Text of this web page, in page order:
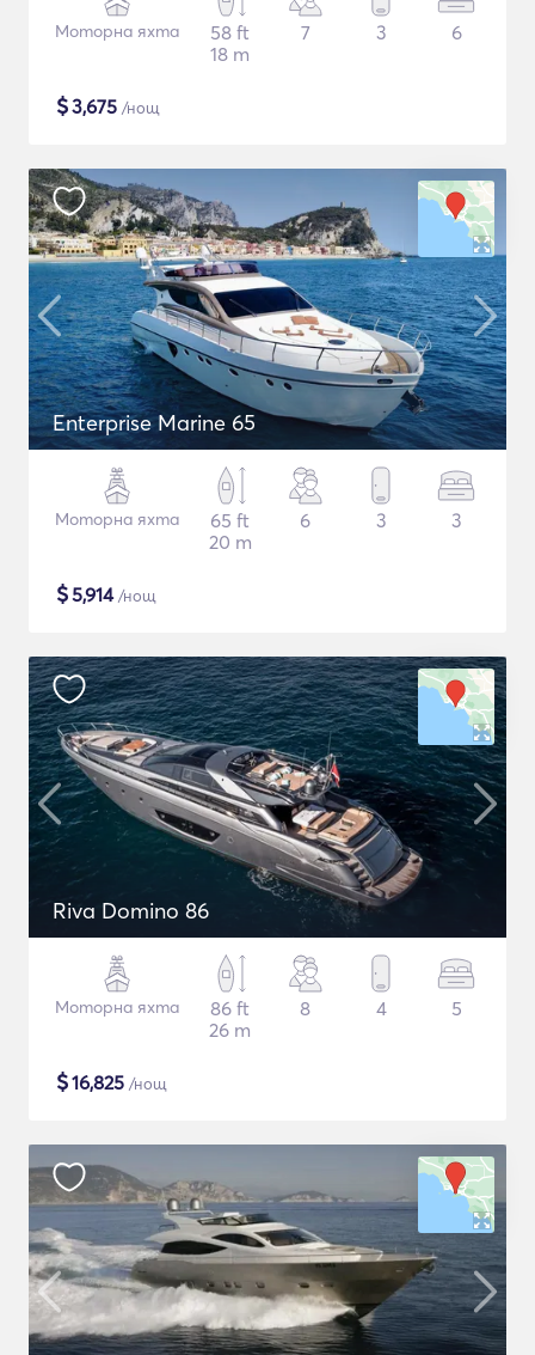
Моторна яхта
58 ft
18 m
7 3 6
$3,675 /нощ
Enterprise Marine 65
Моторна яхта
65 ft
20 m
6 3 3
$5,914/нощ
Riva Domino 86
Моторна яхта
86 ft
26 m
8 4 5
$16,825 /нощ